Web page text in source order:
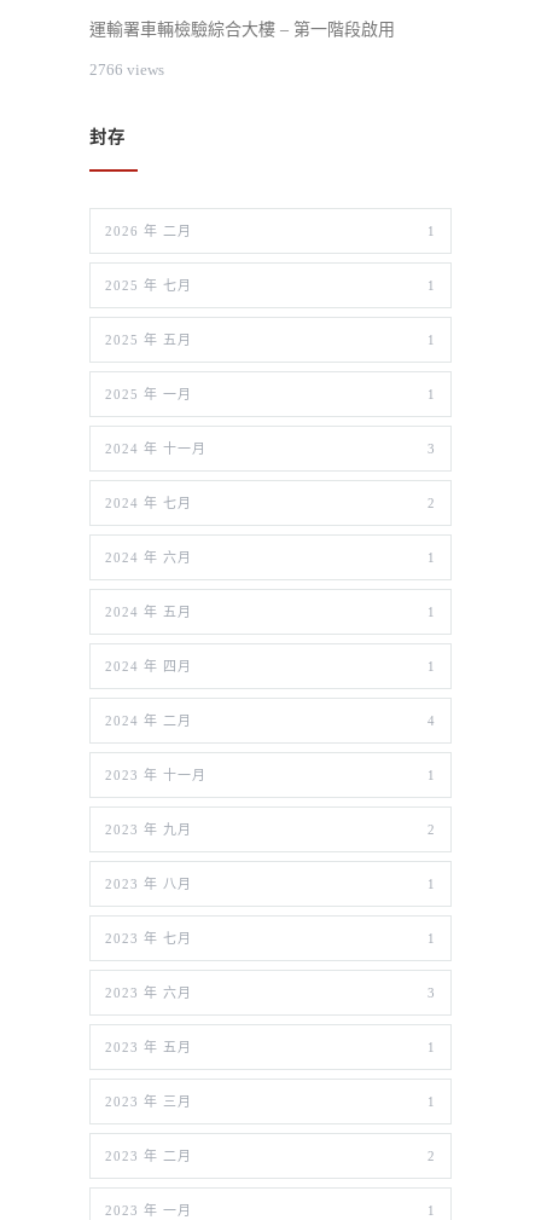
運輸署車輛檢驗綜合大樓 – 第一階段啟用
2766 views
封存
2026 年 二月 1
2025 年 七月 1
2025 年 五月 1
2025 年 一月 1
2024 年 十一月 3
2024 年 七月 2
2024 年 六月 1
2024 年 五月 1
2024 年 四月 1
2024 年 二月 4
2023 年 十一月 1
2023 年 九月 2
2023 年 八月 1
2023 年 七月 1
2023 年 六月 3
2023 年 五月 1
2023 年 三月 1
2023 年 二月 2
2023 年 一月 1